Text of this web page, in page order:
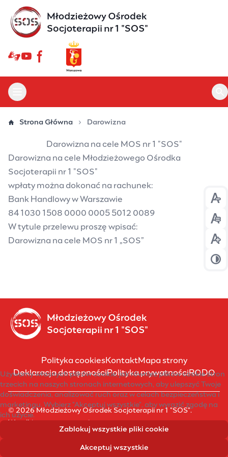
Przejdź
treści
Otwórz menu główne
Strona Główna Darowizna
Darowizna na cele MOS nr 1 "SOS"
Darowizna na cele Młodzieżowego Ośrodka
Socjoterapii nr 1 "SOS"
wpłaty można dokonać na rachunek:
Bank Handlowy w Warszawie
84 1030 1508 0000 0005 5012 0089
W tytule przelewu proszę wpisać:
Darowizna na cele MOS nr 1 „SOS”
Polityka cookiesKontaktMapa strony
Deklaracja dostępnościPolityka prywatnościRODO
© 2026 Młodzieżowy Ośrodek Socjoterapii nr 1 "SOS".
Używamy własnych plików cookie, jak również plików cookie stron
trzecich na naszych stronach internetowych, aby ulepszyć Twoje
doświadczenia, analizować ruch oraz w celach bezpieczeństwa i
marketingu. Wybierz "Akceptuj wszystkie", aby wyrazić zgodę na
ich użycie.
Zablokuj wszystkie pliki cookie
Akceptuj wszystkie